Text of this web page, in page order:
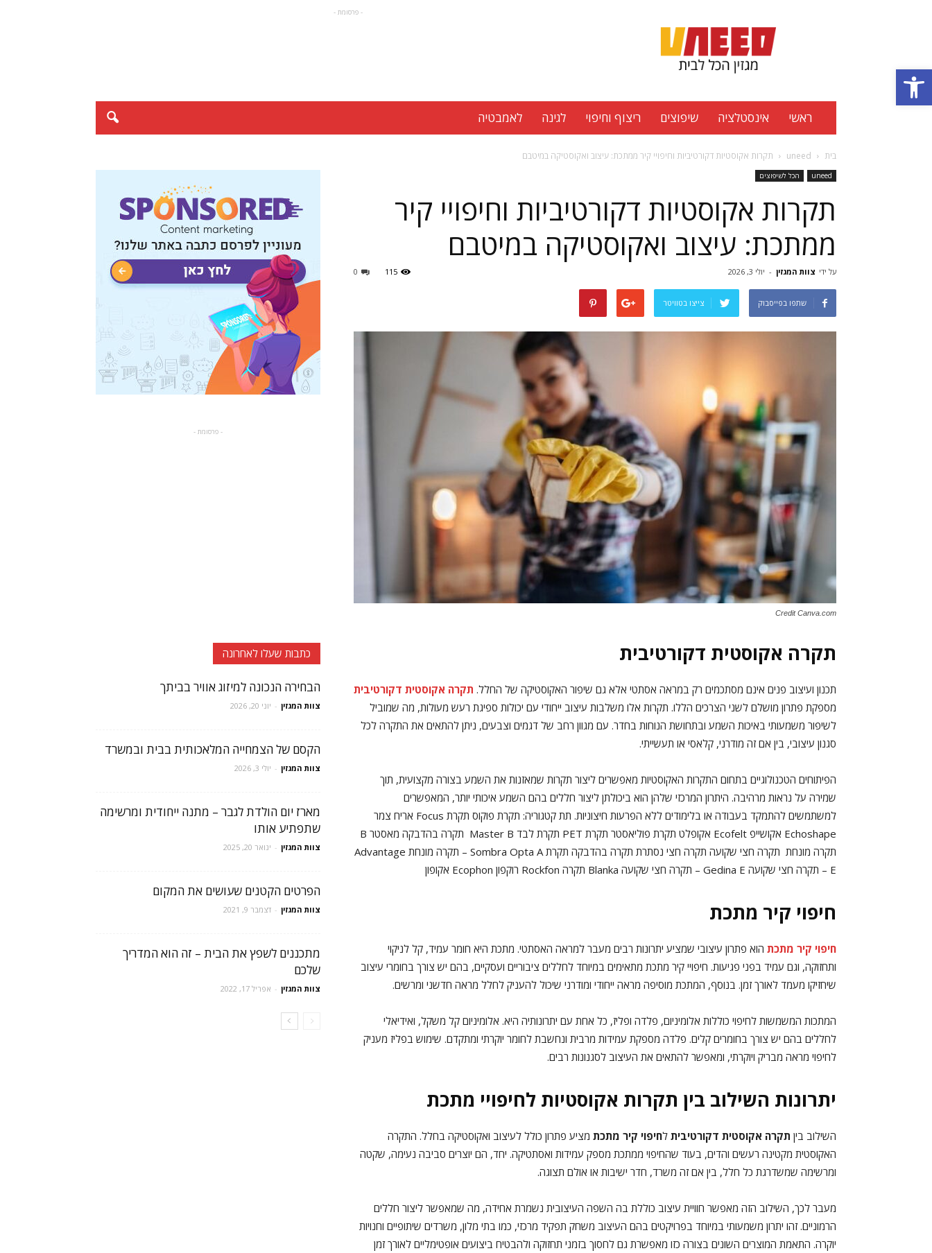
פתח סרגל נגישות
Uneed
- פרסומת -
ראשי אינסטלציה שיפוצים ריצוף וחיפוי לגינה לאמבטיה
בית uneed תקרות אקוסטיות דקורטיביות וחיפויי קיר ממתכת: עיצוב ואקוסטיקה במיטבם
uneed הכל לשיפוצים
תקרות אקוסטיות דקורטיביות וחיפויי קיר
ממתכת: עיצוב ואקוסטיקה במיטבם
על ידי צוות המגזין - יולי 3, 2026 0 115
שתפו בפייסבוק צייצו בטוויטר
Credit Canva.com
תקרה אקוסטית דקורטיבית
תכנון ועיצוב פנים אינם מסתכמים רק במראה אסתטי אלא גם שיפור האקוסטיקה של החלל. תקרה אקוסטית דקורטיבית
מספקת פתרון מושלם לשני הצרכים הללו. תקרות אלו משלבות עיצוב ייחודי עם יכולות ספיגת רעש מעולות, מה שמוביל
לשיפור משמעותי באיכות השמע ובתחושת הנוחות בחדר. עם מגוון רחב של דגמים וצבעים, ניתן להתאים את התקרה לכל
סגנון עיצובי, בין אם זה מודרני, קלאסי או תעשייתי.
הפיתוחים הטכנולוגיים בתחום התקרות האקוסטיות מאפשרים ליצור תקרות שמאזנות את השמע בצורה מקצועית, תוך
שמירה על נראות מרהיבה. היתרון המרכזי שלהן הוא ביכולתן ליצור חללים בהם השמע איכותי יותר, המאפשרים
למשתמשים להתמקד בעבודה או בלימודים ללא הפרעות חיצוניות. תת קטגוריה: תקרת פוקוס תקרת Focus אריח צמר
Echoshape אקושייפ Ecofelt אקופלט תקרת פוליאסטר תקרת PET תקרת לבד Master B תקרה בהדבקה מאסטר B
תקרה מונחת תקרה חצי שקועה תקרה חצי נסתרת תקרה בהדבקה תקרת Sombra Opta A – תקרה מונחת Advantage
E – תקרה חצי שקועה Gedina E – תקרה חצי שקועה Blanka תקרה Rockfon רוקפון Ecophon אקופון
חיפוי קיר מתכת
חיפוי קיר מתכת הוא פתרון עיצובי שמציע יתרונות רבים מעבר למראה האסתטי. מתכת היא חומר עמיד, קל לניקוי
ותחזוקה, וגם עמיד בפני פגיעות. חיפויי קיר מתכת מתאימים במיוחד לחללים ציבוריים ועסקיים, בהם יש צורך בחומרי עיצוב
שיחזיקו מעמד לאורך זמן. בנוסף, המתכת מוסיפה מראה ייחודי ומודרני שיכול להעניק לחלל מראה חדשני ומרשים.
המתכות המשמשות לחיפוי כוללות אלומיניום, פלדה ופליז, כל אחת עם יתרונותיה היא. אלומיניום קל משקל, ואידיאלי
לחללים בהם יש צורך בחומרים קלים. פלדה מספקת עמידות מרבית ונחשבת לחומר יוקרתי ומתקדם. שימוש בפליז מעניק
לחיפוי מראה מבריק ויוקרתי, ומאפשר להתאים את העיצוב לסגנונות רבים.
יתרונות השילוב בין תקרות אקוסטיות לחיפויי מתכת
השילוב בין תקרה אקוסטית דקורטיבית לחיפוי קיר מתכת מציע פתרון כולל לעיצוב ואקוסטיקה בחלל. התקרה
האקוסטית מקטינה רעשים והדים, בעוד שהחיפוי ממתכת מספק עמידות ואסתטיקה. יחד, הם יוצרים סביבה נעימה, שקטה
ומרשימה שמשדרגת כל חלל, בין אם זה משרד, חדר ישיבות או אולם תצוגה.
מעבר לכך, השילוב הזה מאפשר חוויית עיצוב כוללת בה השפה העיצובית נשמרת אחידה, מה שמאפשר ליצור חללים
הרמוניים. זהו יתרון משמעותי במיוחד בפרויקטים בהם העיצוב משחק תפקיד מרכזי, כמו בתי מלון, משרדים שיתופיים וחנויות
יוקרה. התאמת המוצרים השונים בצורה כזו מאפשרת גם לחסוך בזמני תחזוקה ולהבטיח ביצועים אופטימליים לאורך זמן
- פרסומת -
כתבות שעלו לאחרונה
הבחירה הנכונה למיזוג אוויר בביתך
צוות המגזין - יוני 20, 2026
הקסם של הצמחייה המלאכותית בבית ובמשרד
צוות המגזין - יולי 3, 2026
מארז יום הולדת לגבר – מתנה ייחודית ומרשימה
שתפתיע אותו
צוות המגזין - ינואר 20, 2025
הפרטים הקטנים שעושים את המקום
צוות המגזין - דצמבר 9, 2021
מתכננים לשפץ את הבית – זה הוא המדריך
שלכם
צוות המגזין - אפריל 17, 2022